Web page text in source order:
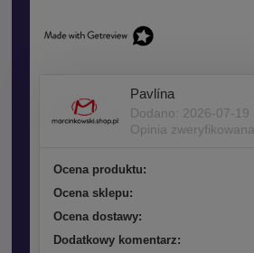
Pavlína
Dodano: 2026-07-19
Opinia zweryfikowana
Ocena produktu:
Ocena sklepu:
Ocena dostawy:
Dodatkowy komentarz: